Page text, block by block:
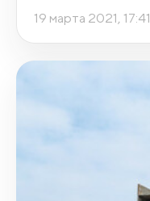
19 марта 2021, 17:41